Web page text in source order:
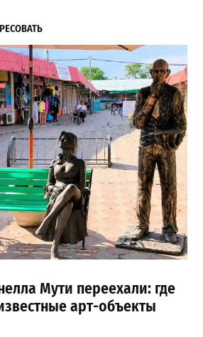
Мути переехали: где
арт-объекты